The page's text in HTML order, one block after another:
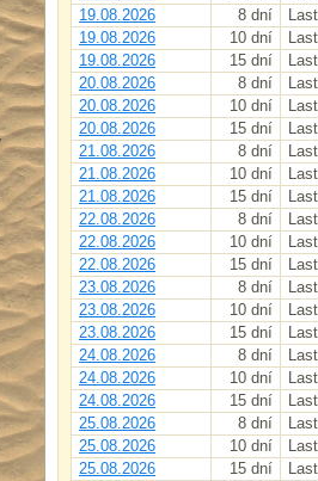
19.08.2026
8 dní
19.08.2026
10 dní
19.08.2026
15 dní
20.08.2026
8 dní
20.08.2026
10 dní
20.08.2026
15 dní
21.08.2026
8 dní
21.08.2026
10 dní
21.08.2026
15 dní
22.08.2026
8 dní
22.08.2026
10 dní
22.08.2026
15 dní
23.08.2026
8 dní
23.08.2026
10 dní
23.08.2026
15 dní
24.08.2026
8 dní
24.08.2026
10 dní
24.08.2026
15 dní
25.08.2026
8 dní
25.08.2026
10 dní
25.08.2026
15 dní